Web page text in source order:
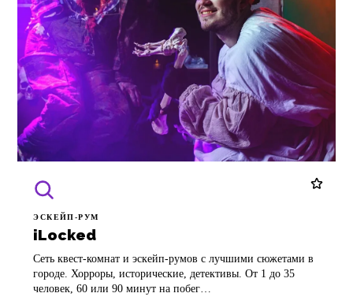
ЭСКЕЙП-РУМ
iLocked
Сеть квест-комнат и эскейп-румов с лучшими сюжетами в
городе. Хорроры, исторические, детективы. От 1 до 35
человек, 60 или 90 минут на побег…